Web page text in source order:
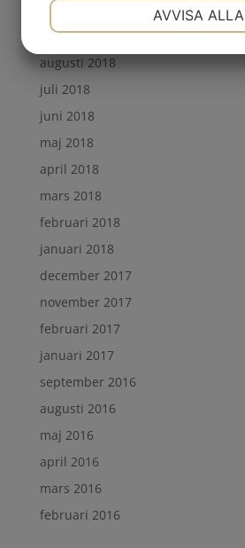
november 2018
september 2018
augusti 2018
juli 2018
juni 2018
maj 2018
april 2018
mars 2018
februari 2018
januari 2018
december 2017
november 2017
februari 2017
januari 2017
september 2016
augusti 2016
maj 2016
april 2016
mars 2016
februari 2016
MARKNADSFÖRING
AVVISA ALLA